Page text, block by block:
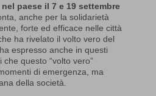
paese il 7 e 19 settembre
anche per la solidarietà
forte ed efficace nelle città
ha rivelato il volto vero del
espresso anche in questi
questo “volto vero”
di emergenza, ma
della società.